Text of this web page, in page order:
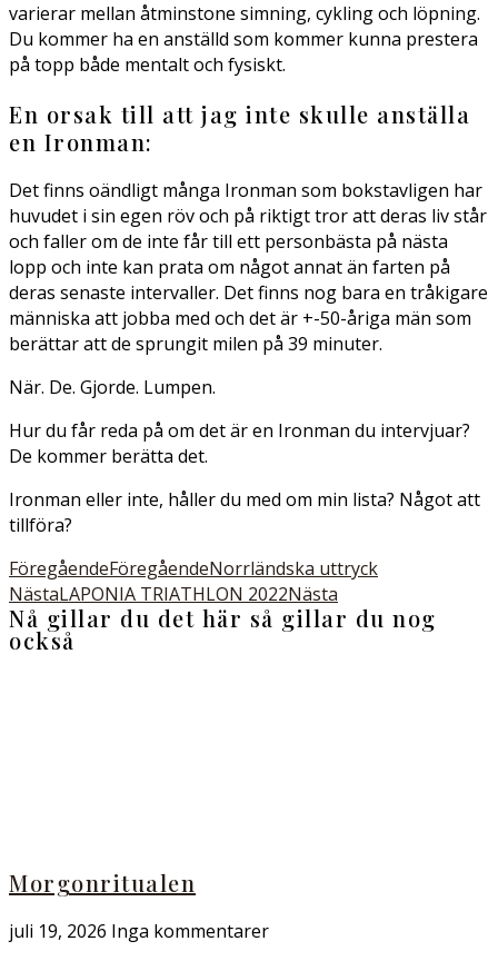
varierar mellan åtminstone simning, cykling och löpning.
Du kommer ha en anställd som kommer kunna prestera
på topp både mentalt och fysiskt.
En orsak till att jag inte skulle anställa
en Ironman:
Det finns oändligt många Ironman som bokstavligen har
huvudet i sin egen röv och på riktigt tror att deras liv står
och faller om de inte får till ett personbästa på nästa
lopp och inte kan prata om något annat än farten på
deras senaste intervaller. Det finns nog bara en tråkigare
människa att jobba med och det är +-50-åriga män som
berättar att de sprungit milen på 39 minuter.
När. De. Gjorde. Lumpen.
Hur du får reda på om det är en Ironman du intervjuar?
De kommer berätta det.
Ironman eller inte, håller du med om min lista? Något att
tillföra?
FöregåendeFöregåendeNorrländska uttryck
NästaLAPONIA TRIATHLON 2022Nästa
Nå gillar du det här så gillar du nog
också
Morgonritualen
juli 19, 2026 Inga kommentarer